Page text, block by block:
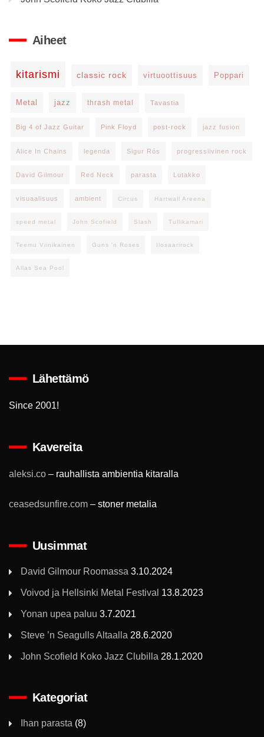
Aiheet
kitarismi classic rock virtuoottisuus Poppari
Metal jazz thrash metal Tavastia
Big 4 of Jazz Guitar Pink Floyd post-rock jazz fusion
Alice In Chains legenda Sigur Rós progressiivinen rock
David Gilmour Red Neck parasta Lutakko
visuaalisuus ambient Circus Hartwall Areena
speed metal John Scofield Slash Tullikamari
Teemu Viinikainen Guns 'n Roses Ilosaarirock
Allas Sea Pool
Lähettämö
Since 2001!
Kavereita
aleksi.co – rauhallista ambientia kitaralla
ceasedsunfire.com – stoner metalia
Uusimmat
David Gilmour Roomassa 3.10.2024
Voivod ja Hellsinki Metal Festival 13.8.2023
Yonan upea paluu 3.7.2021
Steve ’n Seagulls Altaalla 28.6.2020
John Scofield Koko Jazz Clubilla 28.1.2020
Kategoriat
Ihan parasta (8)